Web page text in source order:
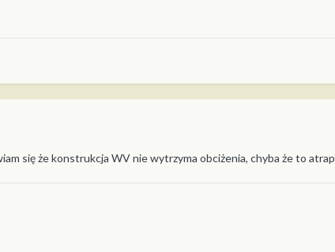
się że konstrukcja WV nie wytrzyma obciżenia, chyba że to